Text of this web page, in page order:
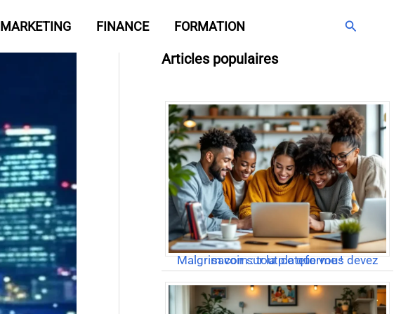
MARKETING FINANCE FORMATION Rechercher
Articles populaires
Malgrim com : tout ce que vous devez savoir sur la plateforme !